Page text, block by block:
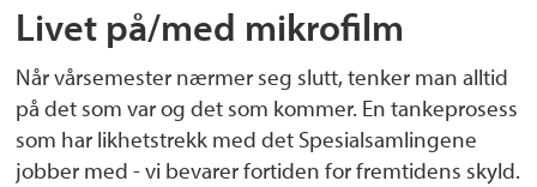
Livet på/med mikrofilm
Når vårsemester nærmer seg slutt, tenker man alltid
på det som var og det som kommer. En tankeprosess
som har likhetstrekk med det Spesialsamlingene
jobber med - vi bevarer fortiden for fremtidens skyld.